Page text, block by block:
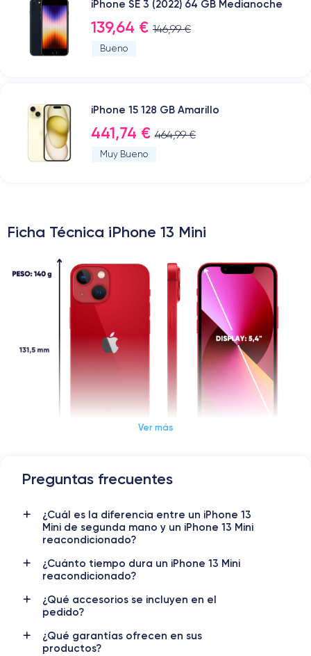
iPhone SE 3 (2022) 64 GB Medianoche
139,64 € 146,99 €
Bueno
iPhone 15 128 GB Amarillo
441,74 € 464,99 €
Muy Bueno
Ficha Técnica iPhone 13 Mini
Dimensiones y Peso iPhone 13 Mini
Lanzamiento
14/09/2021
Sist. operativo
iOS (iOS 26)
Dimensiones
131.5×64.2×7.65 mm
Peso
Pantalla
IPS LCD 5.4 pulgadas
Resol. pantalla
Ver más
Preguntas frecuentes
¿Cuál es la diferencia entre un iPhone 13
Mini de segunda mano y un iPhone 13 Mini
reacondicionado?
¿Cuánto tiempo dura un iPhone 13 Mini
reacondicionado?
¿Qué accesorios se incluyen en el
pedido?
¿Qué garantías ofrecen en sus
productos?